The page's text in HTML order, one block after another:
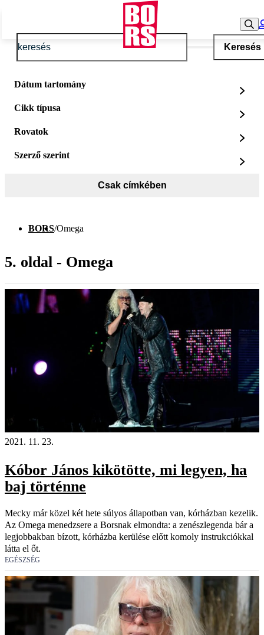
Keresés
Dátum tartomány
Cikk típusa
Rovatok
Szerző szerint
Csak címkében
BORS/Omega
5. oldal - Omega
2021. 11. 23.
Kóbor János kikötötte, mi legyen, ha
baj történne
Mecky már közel két hete súlyos állapotban van, kórházban kezelik.
Az Omega menedzsere a Borsnak elmondta: a zenészlegenda bár a
legjobbakban bízott, kórházba kerülése előtt komoly instrukciókkal
látta el őt.
EGÉSZSÉG